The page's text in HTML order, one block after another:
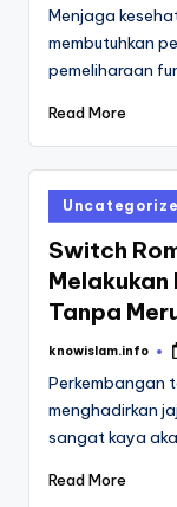
Menjaga
membutuhkan
pemeliharaan
Read More
Posted
in
Switch
Melakukan
Tanpa
Posted
knowislam.info
Perkembangan
menghadirkan
sangat kaya
Read More